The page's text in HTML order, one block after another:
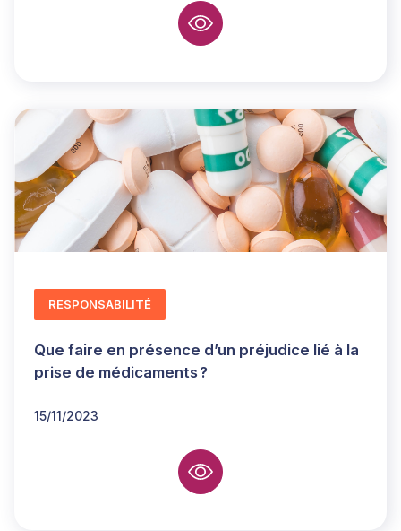
Que faire en présence d’un préjudice lié à la
prise de médicaments ?
15/11/2023
RESPONSABILITÉ